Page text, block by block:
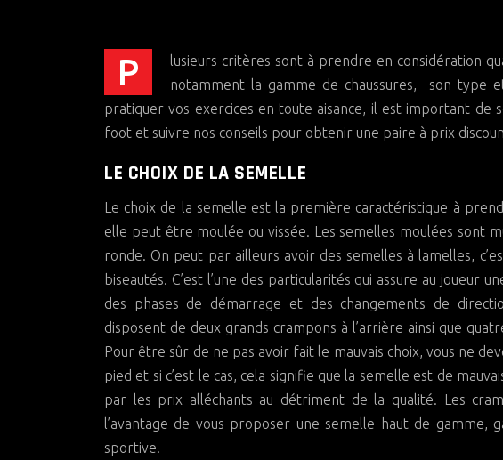
Plusieurs critères sont à prendre en considération quand il est question de choisir une paire de crampons,
notamment la gamme de chaussures, son type
pratiquer vos exercices en toute aisance, il est important de
foot et suivre nos conseils pour obtenir une paire à prix
LE CHOIX DE LA SEMELLE
Le choix de la semelle est la première caractéristique à
elle peut être moulée ou vissée. Les semelles moulées sont
ronde. On peut par ailleurs avoir des semelles à lamelles,
biseautés. C’est l’une des particularités qui assure au joueur
des phases de démarrage et des changements de
disposent de deux grands crampons à l’arrière ainsi que
Pour être sûr de ne pas avoir fait le mauvais choix, vous ne
pied et si c’est le cas, cela signifie que la semelle est de
par les prix alléchants au détriment de la qualité. Les
l’avantage de vous proposer une semelle haut de
sportive.